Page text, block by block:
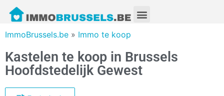
ImmoBrussels.be » Immo te koop
Kastelen te koop in Brussels
Hoofdstedelijk Gewest